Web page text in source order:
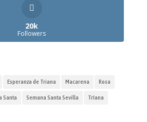
20k
Followers
Esperanza de Triana Macarena Rosa
Santa Semana Santa Sevilla TrIana